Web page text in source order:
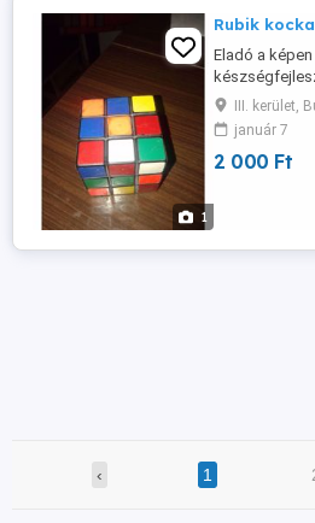
1
Rubik
Eladó a
db van belőle.
lehet
III. kerület,
január 7
2 000 Ft
‹ 1